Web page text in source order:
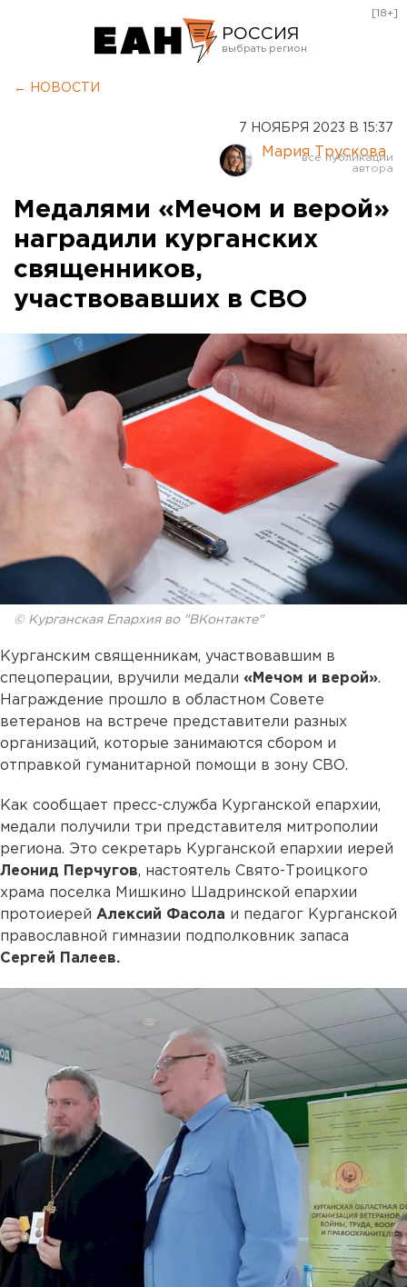
РОССИЯ
Курган
Оренбург
[18+]
← НОВОСТИ
7 НОЯБРЯ 2023 В 15:37
Мария Трускова
Медалями «Мечом и верой»
наградили курганских
священников,
участвовавших в СВО
© Курганская Епархия во "ВКонтакте"
Курганским священникам, участвовавшим в
спецоперации, вручили медали «Мечом и верой».
Награждение прошло в областном Совете
ветеранов на встрече представители разных
организаций, которые занимаются сбором и
отправкой гуманитарной помощи в зону СВО.
Как сообщает пресс-служба Курганской епархии,
медали получили три представителя митрополии
региона. Это секретарь Курганской епархии иерей
Леонид Перчугов, настоятель Свято-Троицкого
храма поселка Мишкино Шадринской епархии
протоиерей Алексий Фасола и педагог Курганской
православной гимназии подполковник запаса
Сергей Палеев.